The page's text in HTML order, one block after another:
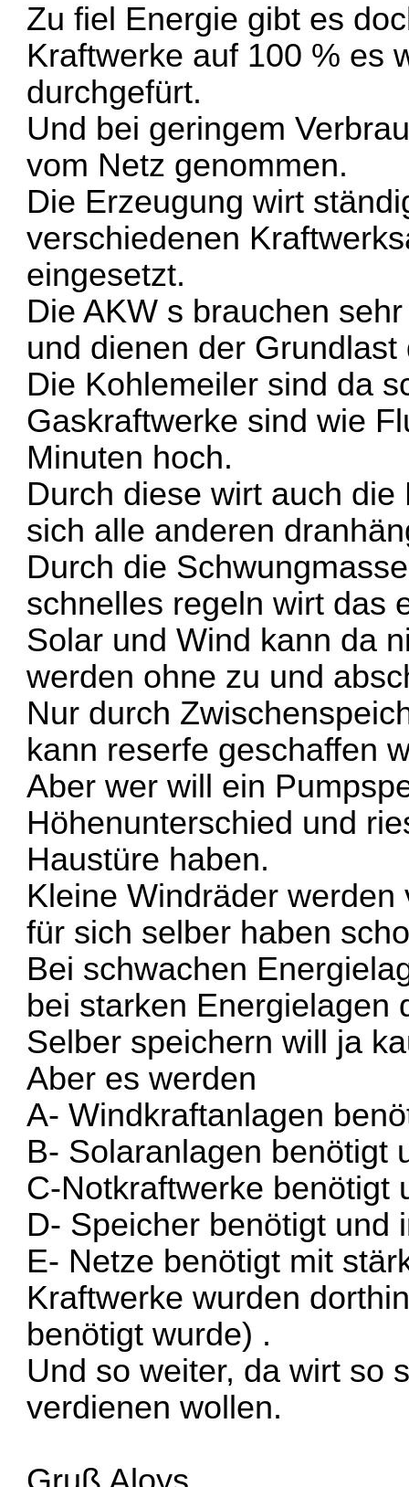
Zu fiel Energie gibt es
Kraftwerke auf 100 % es
durchgefürt.
Und bei geringem
vom Netz genommen.
Die Erzeugung wirt
verschiedenen
eingesetzt.
Die AKW s brauchen
und dienen der
Die Kohlemeiler sind da
Gaskraftwerke sind wie
Minuten hoch.
Durch diese wirt auch
sich alle anderen
Durch die
schnelles regeln wirt das
Solar und Wind kann da
werden ohne zu und
Nur durch
kann reserfe geschaffen
Aber wer will ein
Höhenunterschied und
Haustüre haben.
Kleine Windräder
für sich selber haben
Bei schwachen
bei starken Energielagen
Selber speichern will ja
Aber es werden
A- Windkraftanlagen
B- Solaranlagen benötigt
C-Notkraftwerke benötigt
D- Speicher benötigt und
E- Netze benötigt mit
Kraftwerke wurden
benötigt wurde) .
Und so weiter, da wirt so
verdienen wollen.